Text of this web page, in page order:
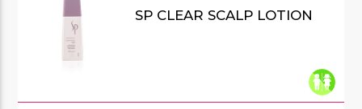
SP CLEAR SCALP LOTION